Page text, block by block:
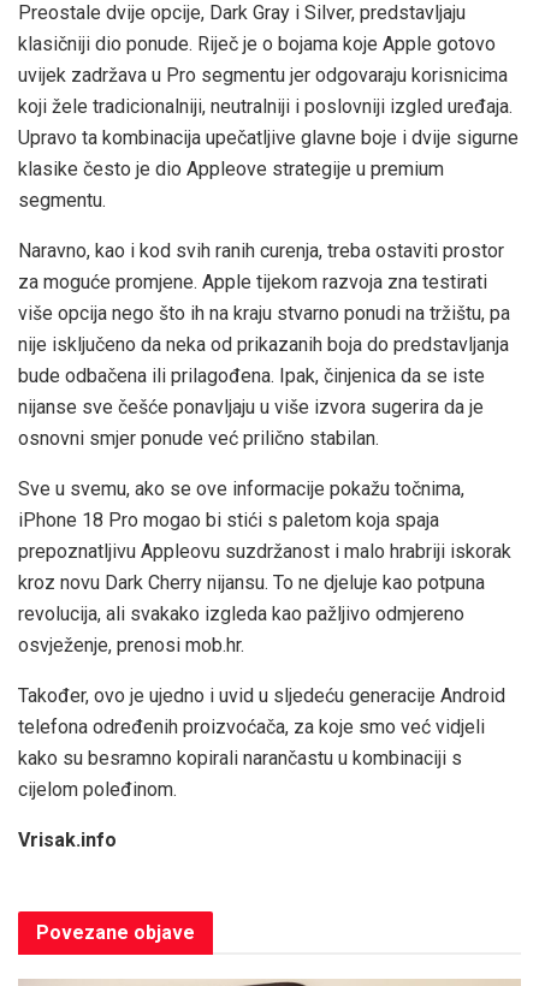
Preostale dvije opcije, Dark Gray i Silver, predstavljaju
klasičniji dio ponude. Riječ je o bojama koje Apple gotovo
uvijek zadržava u Pro segmentu jer odgovaraju korisnicima
koji žele tradicionalniji, neutralniji i poslovniji izgled uređaja.
Upravo ta kombinacija upečatljive glavne boje i dvije sigurne
klasike često je dio Appleove strategije u premium
segmentu.
Naravno, kao i kod svih ranih curenja, treba ostaviti prostor
za moguće promjene. Apple tijekom razvoja zna testirati
više opcija nego što ih na kraju stvarno ponudi na tržištu, pa
nije isključeno da neka od prikazanih boja do predstavljanja
bude odbačena ili prilagođena. Ipak, činjenica da se iste
nijanse sve češće ponavljaju u više izvora sugerira da je
osnovni smjer ponude već prilično stabilan.
Sve u svemu, ako se ove informacije pokažu točnima,
iPhone 18 Pro mogao bi stići s paletom koja spaja
prepoznatljivu Appleovu suzdržanost i malo hrabriji iskorak
kroz novu Dark Cherry nijansu. To ne djeluje kao potpuna
revolucija, ali svakako izgleda kao pažljivo odmjereno
osvježenje, prenosi mob.hr.
Također, ovo je ujedno i uvid u sljedeću generacije Android
telefona određenih proizvoćača, za koje smo već vidjeli
kako su besramno kopirali narančastu u kombinaciji s
cijelom poleđinom.
Vrisak.info
Povezane objave